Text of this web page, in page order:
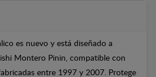
es nuevo y está diseñado a
Montero Pinin, compatible con
entre 1997 y 2007. Protege